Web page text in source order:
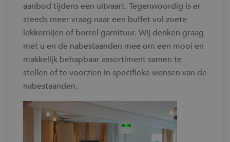
aanbod tijdens een uitvaart. Tegenwoordig is er
steeds meer vraag naar een buffet vol zoete
lekkernijen of borrel garnituur. Wij denken graag
met u en de nabestaanden mee om een mooi en
makkelijk behapbaar assortiment samen te
stellen of te voorzien in specifieke wensen van de
nabestaanden.